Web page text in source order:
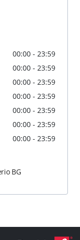
00:00 - 23:59
00:00 - 23:59
00:00 - 23:59
00:00 - 23:59
00:00 - 23:59
00:00 - 23:59
00:00 - 23:59
BG